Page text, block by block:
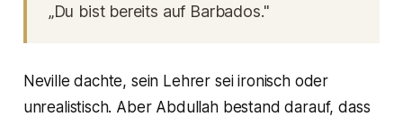
„Du bist bereits auf Barbados."
Neville dachte, sein Lehrer sei ironisch oder
unrealistisch. Aber Abdullah bestand darauf, dass